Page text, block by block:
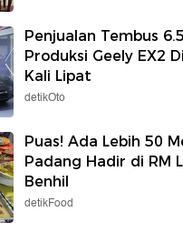
Penjualan Tembus
Produksi Geely EX2
Kali Lipat
detikOto
Puas! Ada Lebih 50
Padang Hadir di RM
Benhil
detikFood